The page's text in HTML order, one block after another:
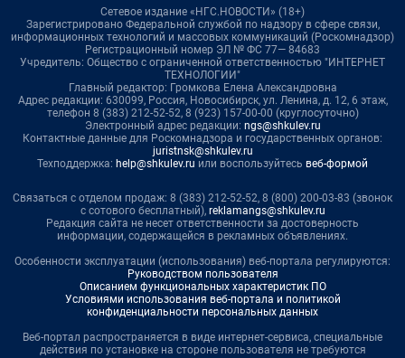
Сетевое издание «НГС.НОВОСТИ» (18+)
Зарегистрировано Федеральной службой по надзору в сфере связи,
информационных технологий и массовых коммуникаций (Роскомнадзор)
Регистрационный номер ЭЛ № ФС 77— 84683
Учредитель: Общество с ограниченной ответственностью "ИНТЕРНЕТ
ТЕХНОЛОГИИ"
Главный редактор: Громкова Елена Александровна
Адрес редакции: 630099, Россия, Новосибирск, ул. Ленина, д. 12, 6 этаж,
телефон 8 (383) 212-52-52, 8 (923) 157-00-00 (круглосуточно)
Электронный адрес редакции: ngs@shkulev.ru
Контактные данные для Роскомнадзора и государственных органов:
juristnsk@shkulev.ru
Техподдержка: help@shkulev.ru или воспользуйтесь веб-формой
Связаться с отделом продаж: 8 (383) 212-52-52, 8 (800) 200-03-83 (звонок
с сотового бесплатный), reklamangs@shkulev.ru
Редакция сайта не несет ответственности за достоверность
информации, содержащейся в рекламных объявлениях.
Особенности эксплуатации (использования) веб-портала регулируются:
Руководством пользователя
Описанием функциональных характеристик ПО
Условиями использования веб-портала и политикой
конфиденциальности персональных данных
Веб-портал распространяется в виде интернет-сервиса, специальные
действия по установке на стороне пользователя не требуются